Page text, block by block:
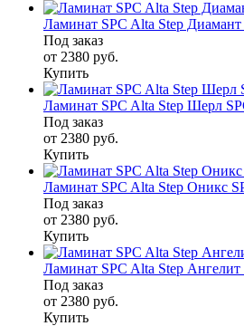
Ламинат SPC Alta Step Диамант
Под заказ
от 2380 руб.
Купить
Ламинат SPC Alta Step Шерл
Под заказ
от 2380 руб.
Купить
Ламинат SPC Alta Step Оникс
Под заказ
от 2380 руб.
Купить
Ламинат SPC Alta Step Ангелит
Под заказ
от 2380 руб.
Купить